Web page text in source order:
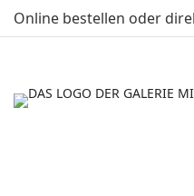
Online bestellen oder